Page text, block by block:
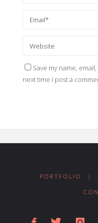
Save my name,
next time I post a
PORTFOLIO |